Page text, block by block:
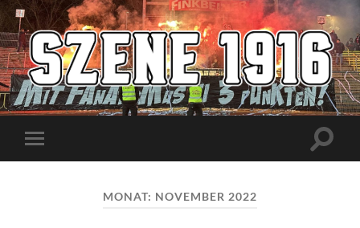
Szene1916
Menü
MONAT: NOVEMBER 2022